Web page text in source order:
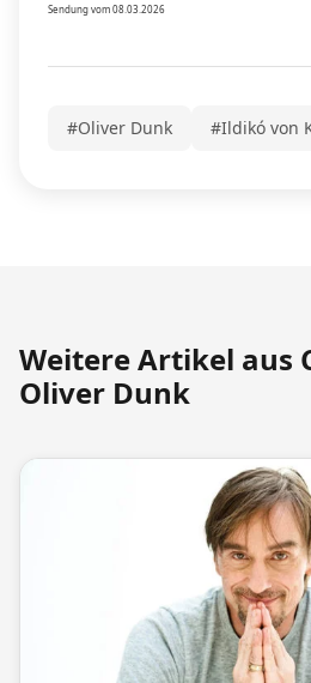
Sendung vom 08.03.2026
#Oliver Dunk #Ildikó von
Weitere Artikel aus
Oliver Dunk